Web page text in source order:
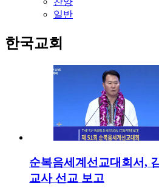
일반
한국교회
순복음세계선교대회서,
교사 선교 보고